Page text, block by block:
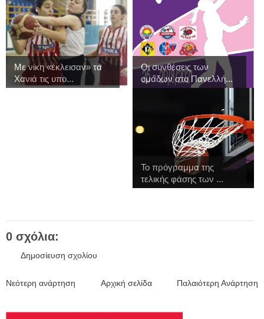
Με νίκη «έκλεισαν» τα
Χανιά τις υπο...
Οι συνθέσεις των
ομάδων στο Πανελλή...
Το πρόγραμμα της
τελικής φάσης των ...
0 σχόλια:
Δημοσίευση σχολίου
Νεότερη ανάρτηση Παλαιότερη Ανάρτηση
Αρχική σελίδα